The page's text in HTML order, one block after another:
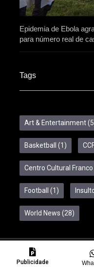
Publicidade
Epidemia de Ebola
para número real de
Tags
Art & Entertainment
Basketball (1)
Centro Cultural
Football (1)
World News (28)
Copyright © 2024